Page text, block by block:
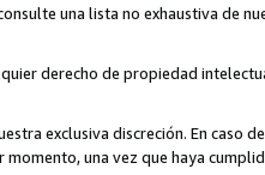
una lista no exhaustiva de
derecho de propiedad
exclusiva discreción. En caso
una vez que haya